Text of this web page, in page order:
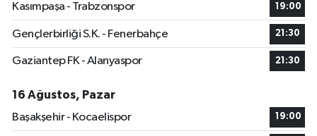
Kasımpaşa - Trabzonspor 19:00
Gençlerbirliği S.K. - Fenerbahçe 21:30
Gaziantep FK - Alanyaspor 21:30
16 Ağustos, Pazar
Başakşehir - Kocaelispor
19:00